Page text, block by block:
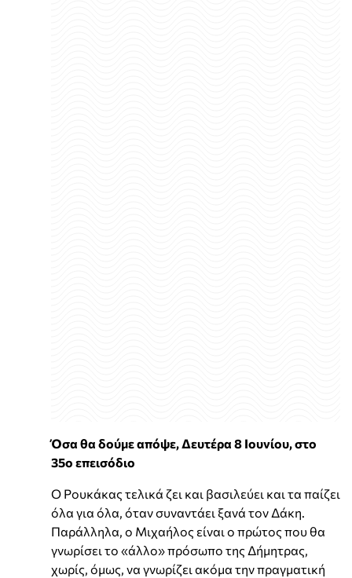
Όσα θα δούμε απόψε, Δευτέρα 8 Ιουνίου, στο
35ο επεισόδιο
Ο Ρουκάκας τελικά ζει και βασιλεύει και τα παίζει
όλα για όλα, όταν συναντάει ξανά τον Δάκη.
Παράλληλα, ο Μιχαήλος είναι ο πρώτος που θα
γνωρίσει το «άλλο» πρόσωπο της Δήμητρας,
χωρίς, όμως, να γνωρίζει ακόμα την πραγματική